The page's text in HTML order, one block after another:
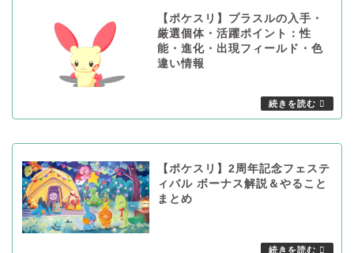
【ポケスリ】プラスルの入手・
厳選個体・活躍ポイント：性
能・進化・出現フィールド・色
違い情報
【ポケスリ】2周年記念フェステ
ィバル ボーナス解説＆やること
まとめ